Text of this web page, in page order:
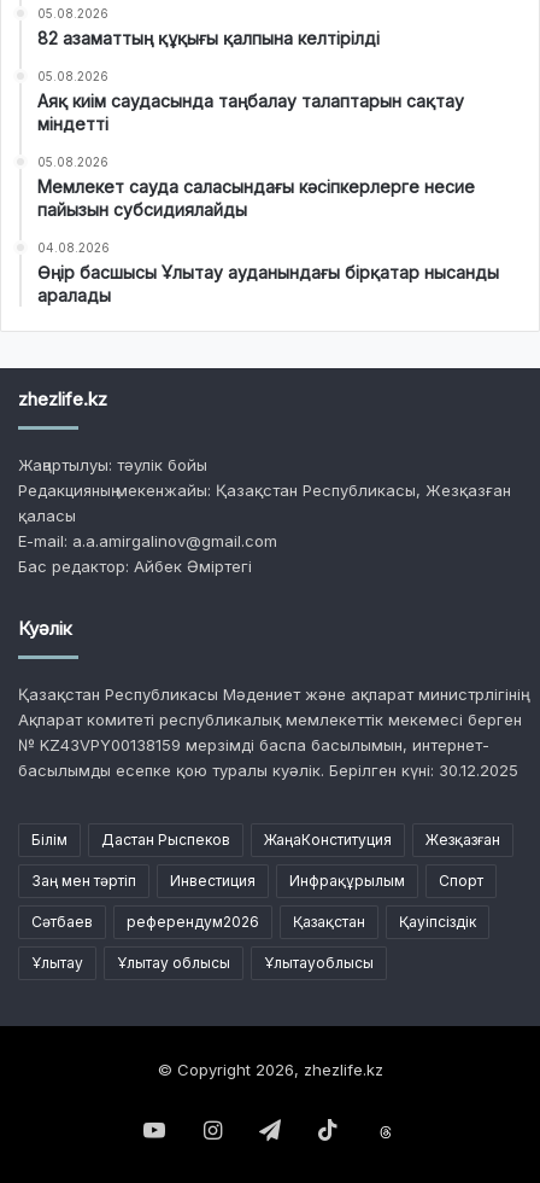
05.08.2026
82 азаматтың құқығы қалпына келтірілді
05.08.2026
Аяқ киім саудасында таңбалау талаптарын сақтау
міндетті
05.08.2026
Мемлекет сауда саласындағы кәсіпкерлерге несие
пайызын субсидиялайды
04.08.2026
Өңір басшысы Ұлытау ауданындағы бірқатар нысанды
аралады
zhezlife.kz
Жаңартылуы: тәулік бойы
Редакцияның мекенжайы: Қазақстан Республикасы, Жезқазған
қаласы
E-mail: a.a.amirgalinov@gmail.com
Бас редактор: Айбек Әміртегі
Куәлік
Қазақстан Республикасы Мәдениет және ақпарат министрлігінің
Ақпарат комитеті республикалық мемлекеттік мекемесі берген
№ KZ43VPY00138159 мерзімді баспа басылымын, интернет-
басылымды есепке қою туралы куәлік. Берілген күні: 30.12.2025
Білім Дастан Рыспеков ЖаңаКонституция Жезқазған
Заң мен тәртіп Инвестиция Инфрақұрылым Спорт
Сәтбаев референдум2026 Қазақстан Қауіпсіздік
Ұлытау Ұлытау облысы Ұлытауоблысы
© Copyright 2026, zhezlife.kz
YouTubeInstagramTelegramTikTok